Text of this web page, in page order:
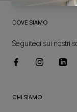
DOVE SIAMO
Seguiteci sui nostri
CHI SIAMO